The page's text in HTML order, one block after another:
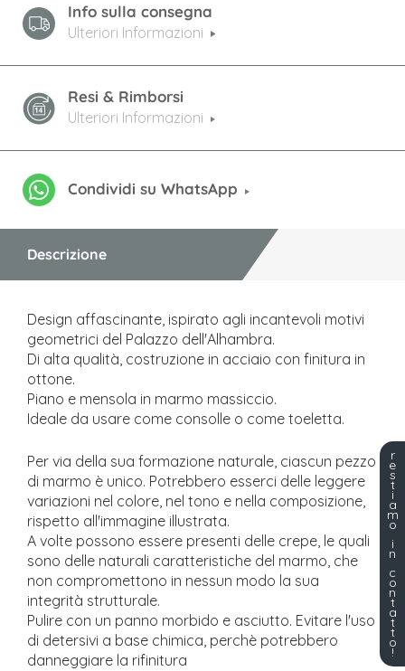
Info sulla consegna
Ulteriori Informazioni
Resi & Rimborsi
Ulteriori Informazioni
Condividi su WhatsApp
Descrizione
Design affascinante, ispirato agli incantevoli motivi
geometrici del Palazzo dell'Alhambra.
Di alta qualità, costruzione in acciaio con finitura in
ottone.
Piano e mensola in marmo massiccio.
Ideale da usare come consolle o come toeletta.
Per via della sua formazione naturale, ciascun pezzo
di marmo è unico. Potrebbero esserci delle leggere
variazioni nel colore, nel tono e nella composizione,
rispetto all'immagine illustrata.
A volte possono essere presenti delle crepe, le quali
sono delle naturali caratteristiche del marmo, che
non compromettono in nessun modo la sua
integrità strutturale.
Pulire con un panno morbido e asciutto. Evitare l'uso
di detersivi a base chimica, perchè potrebbero
danneggiare la rifinitura
r
e
s
t
i
a
m
o
i
n
c
o
n
t
a
t
t
o
!